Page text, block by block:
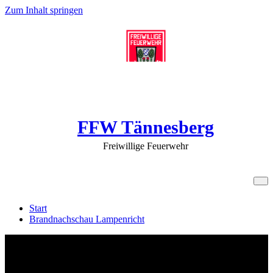
Zum Inhalt springen
FFW Tännesberg
Freiwillige Feuerwehr
Start
Brandnachschau Lampenricht